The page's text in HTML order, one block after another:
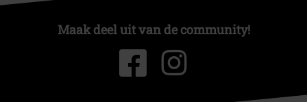
Maak deel uit van de community!